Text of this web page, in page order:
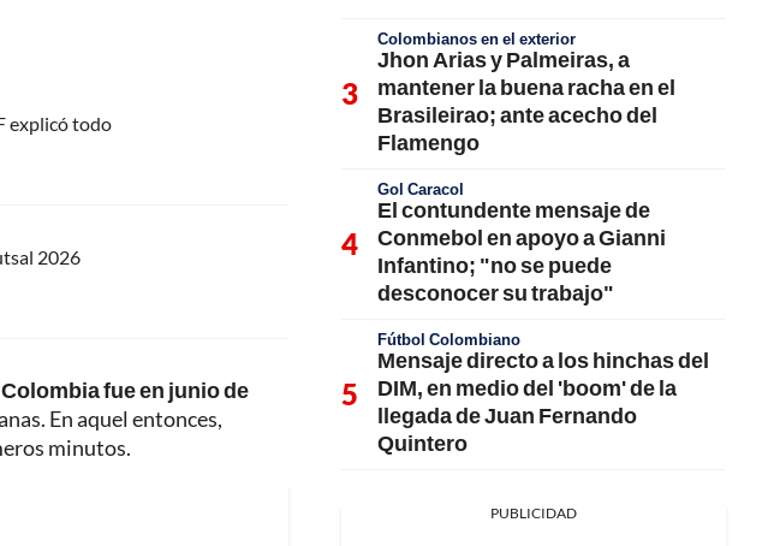
explicó todo
2026
fue en junio de
En aquel entonces,
minutos.
Colombianos en el exterior
Jhon Arias y Palmeiras, a
mantener la buena racha en el
Brasileirao; ante acecho del
Flamengo
Gol Caracol
El contundente mensaje de
Conmebol en apoyo a Gianni
Infantino; "no se puede
desconocer su trabajo"
Fútbol Colombiano
Mensaje directo a los hinchas del
DIM, en medio del 'boom' de la
llegada de Juan Fernando
Quintero
PUBLICIDAD